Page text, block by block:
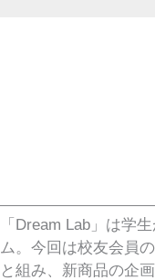
「Dream Lab」は学
ム。今回は校友会員
と組み、新商品の企